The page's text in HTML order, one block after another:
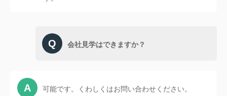
会社見学はできますか？
可能です。くわしくはお問い合わせください。